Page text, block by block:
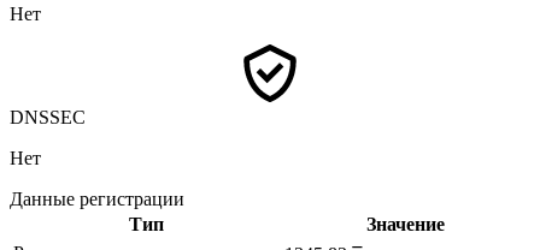
Нет
DNSSEC
Нет
Данные регистрации
Тип
Значение